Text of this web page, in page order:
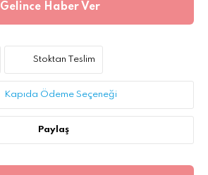
Gelince Haber Ver
Stoktan Teslim
Kapıda Ödeme Seçeneği
Paylaş